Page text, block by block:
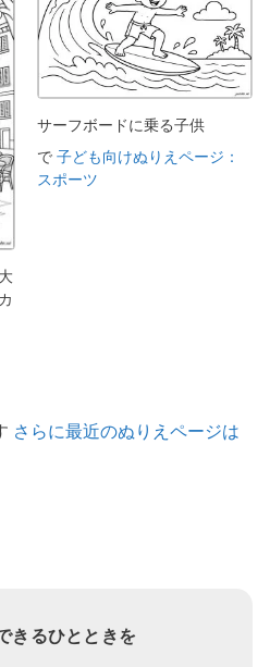
サーフボードに乗る子供
で 子ども向けぬりえページ：
スポーツ
さらに最近のぬりえページは
きるひとときを